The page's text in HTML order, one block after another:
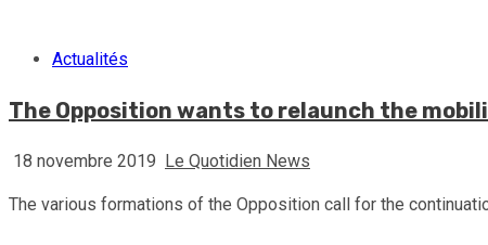
Actualités
The Opposition wants to relaunch the
18 novembre 2019 Le Quotidien News
The various formations of the Opposition call for the